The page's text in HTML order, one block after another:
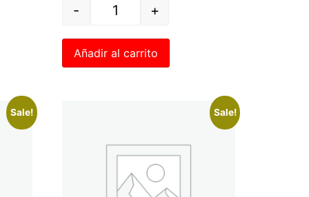
- +
Añadir al carrito
Sale! Sale!